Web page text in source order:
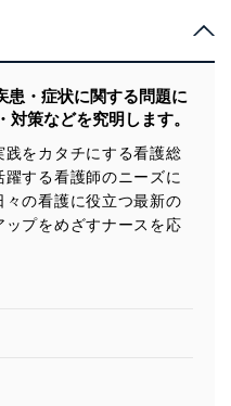
患・症状に関する問題に
策などを究明します。
をカタチにする看護総
する看護師のニーズに
の看護に役立つ最新の
プをめざすナースを応